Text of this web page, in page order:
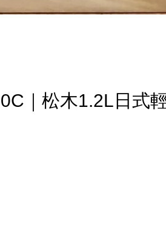
｜松木1.2L日式